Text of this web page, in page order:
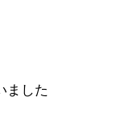
ました